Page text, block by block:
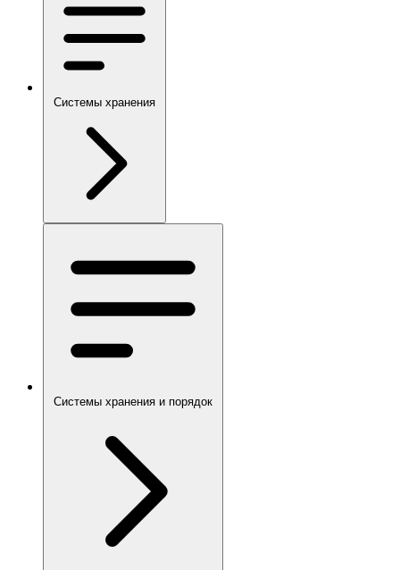
Системы хранения
Системы хранения и порядок